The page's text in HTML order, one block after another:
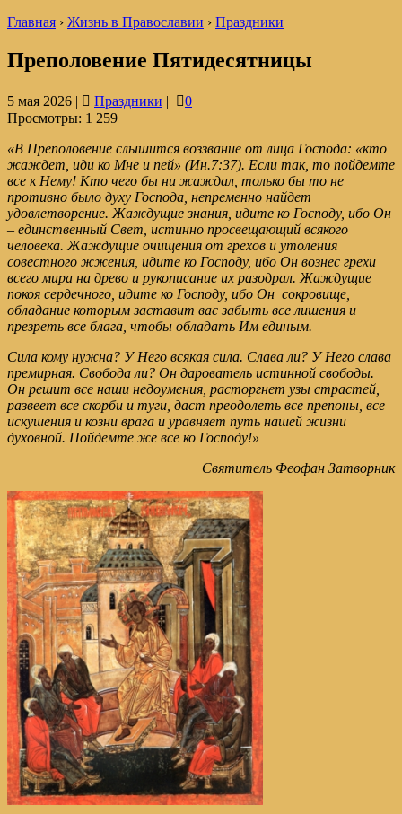
Главная › Жизнь в Православии › Праздники
Преполовение Пятидесятницы
5 мая 2026 | Праздники |
0
Просмотры: 1 259
«В Преполовение слышится воззвание от лица Господа: «кто
жаждет, иди ко Мне и пей» (Ин.7:37). Если так, то пойдемте
все к Нему! Кто чего бы ни жаждал, только бы то не
противно было духу Господа, непременно найдет
удовлетворение. Жаждущие знания, идите ко Господу, ибо Он
– единственный Свет, истинно просвещающий всякого
человека. Жаждущие очищения от грехов и утоления
совестного жжения, идите ко Господу, ибо Он вознес грехи
всего мира на древо и рукописание их разодрал. Жаждущие
покоя сердечного, идите ко Господу, ибо Он сокровище,
обладание которым заставит вас забыть все лишения и
презреть все блага, чтобы обладать Им единым.
Сила кому нужна? У Него всякая сила. Слава ли? У Него слава
премирная. Свобода ли? Он дарователь истинной свободы.
Он решит все наши недоумения, расторгнет узы страстей,
развеет все скорби и туги, даст преодолеть все препоны, все
искушения и козни врага и уравняет путь нашей жизни
духовной. Пойдемте же все ко Господу!»
Святитель Феофан Затворник